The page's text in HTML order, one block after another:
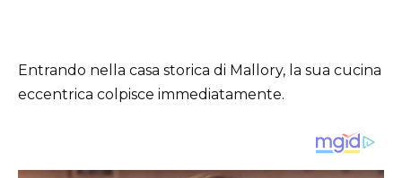
Entrando nella casa storica di Mallory, la sua cucina
eccentrica colpisce immediatamente.